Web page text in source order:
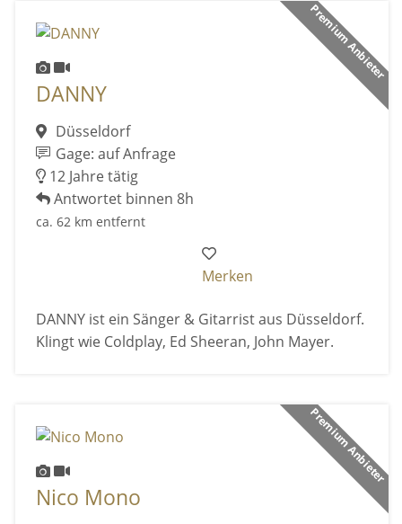
Premium Anbieter
DANNY
Düsseldorf
Gage: auf Anfrage
12 Jahre tätig
Antwortet binnen 8h
ca. 62 km entfernt
Merken
DANNY ist ein Sänger & Gitarrist aus Düsseldorf.
Klingt wie Coldplay, Ed Sheeran, John Mayer.
Premium Anbieter
Nico Mono